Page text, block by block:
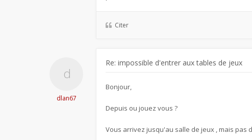
Citer
dlan67
Re: impossible d'entrer aux tables de jeux
Bonjour,
Depuis ou jouez vous ?
Vous arrivez jusqu'au salle de jeux , mais pas